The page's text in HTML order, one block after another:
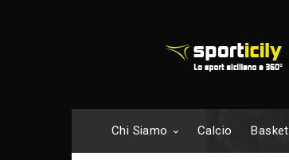
Chi Siamo Calcio Basket